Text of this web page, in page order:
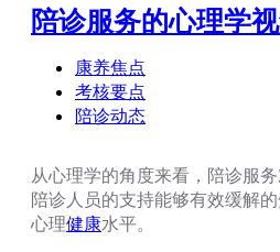
陪诊服务的心理学
康养焦点
考核要点
陪诊动态
从心理学的角度来看，陪诊服务
陪诊人员的支持能够有效缓解
心理健康水平。